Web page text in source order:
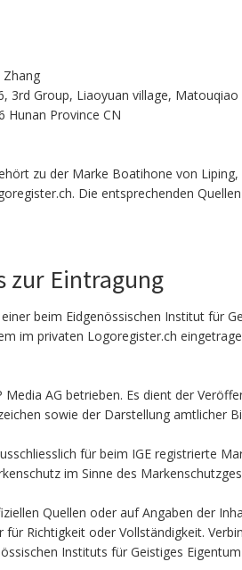
Zhang
3rd Group, Liaoyuan village,
Hunan Province CN
zu der Marke Boatihone von
Die entsprechenden
zur Eintragung
beim Eidgenössischen Institut für
im privaten Logoregister.ch
AG betrieben. Es dient der
sowie der Darstellung amtlicher
für beim IGE registrierte
im Sinne des
Quellen oder auf Angaben der
Richtigkeit oder Vollständigkeit.
Instituts für Geistiges